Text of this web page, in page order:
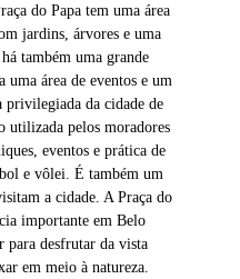
do Papa tem uma área
jardins, árvores e uma
também uma grande
uma área de eventos e um
privilegiada da cidade de
utilizada pelos moradores
eventos e prática de
e vôlei. É também um
a cidade. A Praça do
importante em Belo
desfrutar da vista
em meio à natureza.